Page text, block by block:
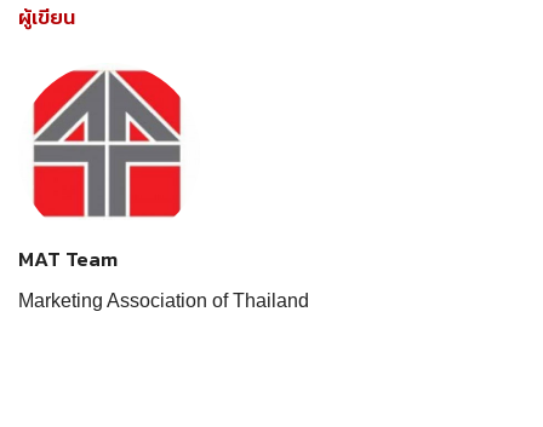
ผู้เขียน
MAT Team
Marketing Association of Thailand